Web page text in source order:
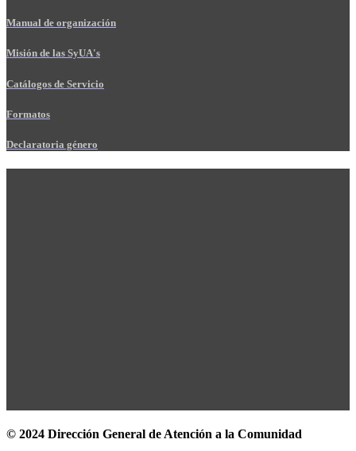
Manual de organización
Misión de las SyUA's
Catálogos de Servicio
Formatos
Declaratoria género
© 2024 Dirección General de Atención a la Comunidad